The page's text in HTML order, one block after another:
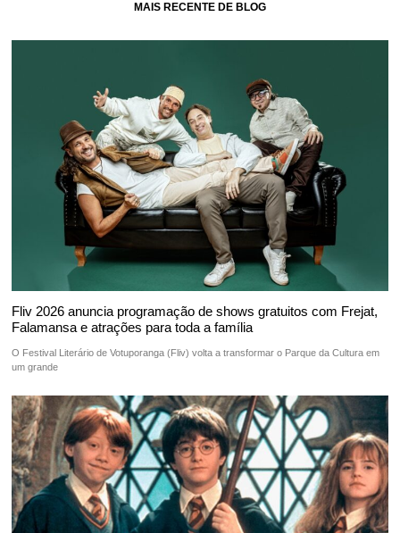
MAIS RECENTE DE BLOG
Fliv 2026 anuncia programação de shows gratuitos com Frejat,
Falamansa e atrações para toda a família
O Festival Literário de Votuporanga (Fliv) volta a transformar o Parque da Cultura em
um grande